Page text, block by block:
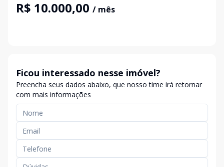
R$ 10.000,00 / mês
Ficou interessado nesse imóvel?
Preencha seus dados abaixo, que nosso time irá retornar
com mais informações